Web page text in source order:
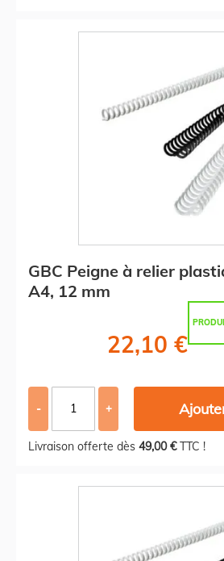
GBC Peigne à relier
A4, 12 mm
22,10 €
- +
Livraison offerte dès 49,00 €TTC !